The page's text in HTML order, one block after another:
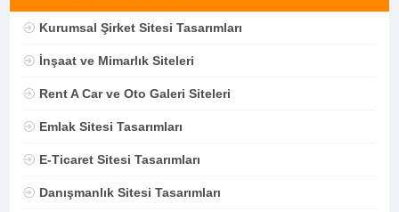
Kurumsal Şirket Sitesi Tasarımları
İnşaat ve Mimarlık Siteleri
Rent A Car ve Oto Galeri Siteleri
Emlak Sitesi Tasarımları
E-Ticaret Sitesi Tasarımları
Danışmanlık Sitesi Tasarımları